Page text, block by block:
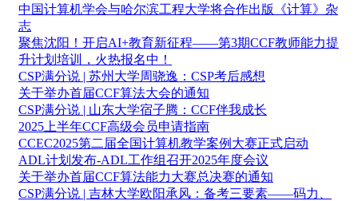
中国计算机学会与哈尔滨工程大学将合作出版《计算》杂
志
聚焦沈阳！开启AI+教育新征程——第3期CCF教师能力提
升计划培训，火热报名中！
CSP满分说 | 苏州大学周骁逸：CSP考后感想
关于举办首届CCF算法大会的通知
CSP满分说 | 山东大学宿子腾：CCF伴我成长
2025上半年CCF高级会员申请指南
CCEC2025第二届全国计算机教学案例大赛正式启动
ADL计划发布-ADL工作组召开2025年度会议
关于举办首届CCF算法能力大赛总决赛的通知
CSP满分说 | 吉林大学欧阳承风：备考三要素——码力、